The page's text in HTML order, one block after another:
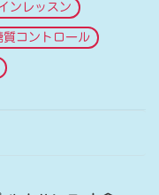
ンレッスン
質コントロール